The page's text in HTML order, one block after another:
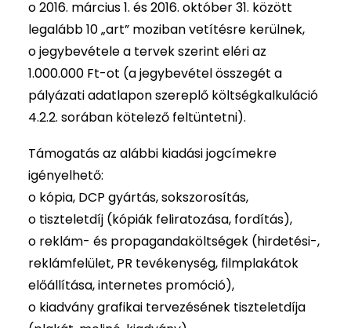
o 2016. március 1. és 2016. október 31. között
legalább 10 „art” moziban vetítésre kerülnek,
o jegybevétele a tervek szerint eléri az
1.000.000 Ft-ot (a jegybevétel összegét a
pályázati adatlapon szereplő költségkalkuláció
4.2.2. sorában kötelező feltüntetni).
Támogatás az alábbi kiadási jogcímekre
igényelhető:
o kópia, DCP gyártás, sokszorosítás,
o tiszteletdíj (kópiák feliratozása, fordítás),
o reklám- és propagandaköltségek (hirdetési-,
reklámfelület, PR tevékenység, filmplakátok
előállítása, internetes promóció),
o kiadvány grafikai tervezésének tiszteletdíja